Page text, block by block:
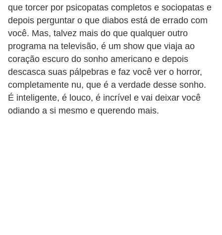
que torcer por psicopatas completos e sociopatas e
depois perguntar o que diabos está de errado com
você. Mas, talvez mais do que qualquer outro
programa na televisão, é um show que viaja ao
coração escuro do sonho americano e depois
descasca suas pálpebras e faz você ver o horror,
completamente nu, que é a verdade desse sonho.
É inteligente, é louco, é incrível e vai deixar você
odiando a si mesmo e querendo mais.